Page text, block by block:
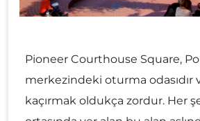
Pioneer Courthouse Square,
merkezindeki oturma odasıdır
kaçırmak oldukça zordur. Her